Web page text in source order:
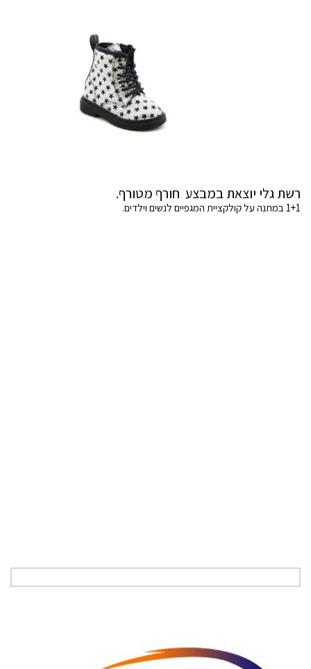
רשת גלי יוצאת במבצע חורף מטורף.
1+1 במתנה על קולקציית המגפיים לנשים וילדים.